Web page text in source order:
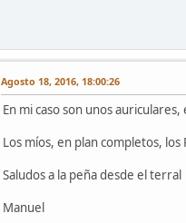
Agosto 18, 2016, 18:00:26
En mi caso son unos
Los míos, en plan completos,
Saludos a la peña desde el terral
Manuel